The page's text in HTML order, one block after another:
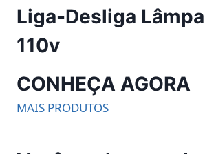
Liga-Desliga
110v
CONHEÇA AGORA
MAIS PRODUTOS